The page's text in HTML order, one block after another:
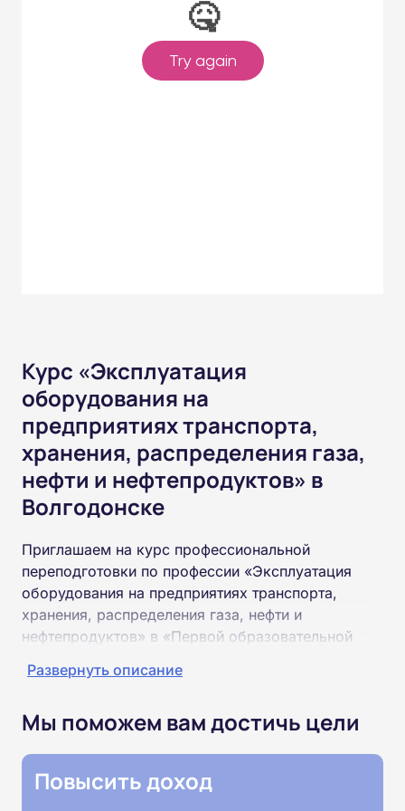
Курс «Эксплуатация
оборудования на
предприятиях транспорта,
хранения, распределения газа,
нефти и нефтепродуктов» в
Волгодонске
Приглашаем на курс профессиональной
переподготовки по профессии «Эксплуатация
оборудования на предприятиях транспорта,
хранения, распределения газа, нефти и
нефтепродуктов» в «Первой образовательной
специальность «Эксплуатация оборудования на
распределения газа, нефти и нефтепродуктов»
Пройти обучение и получить диплом можно на
Развернуть описание
Мы поможем вам достичь цели
Повысить доход